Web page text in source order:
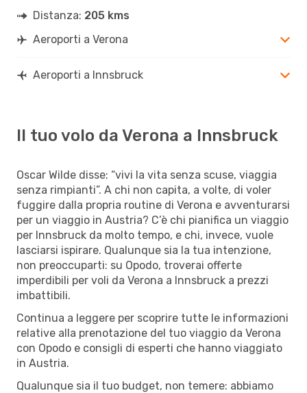
Distanza: 205 kms
Aeroporti a Verona
Aeroporti a Innsbruck
Il tuo volo da Verona a Innsbruck
Oscar Wilde disse: “vivi la vita senza scuse, viaggia
senza rimpianti”. A chi non capita, a volte, di voler
fuggire dalla propria routine di Verona e avventurarsi
per un viaggio in Austria? C’è chi pianifica un viaggio
per Innsbruck da molto tempo, e chi, invece, vuole
lasciarsi ispirare. Qualunque sia la tua intenzione,
non preoccuparti: su Opodo, troverai offerte
imperdibili per voli da Verona a Innsbruck a prezzi
imbattibili.
Continua a leggere per scoprire tutte le informazioni
relative alla prenotazione del tuo viaggio da Verona
con Opodo e consigli di esperti che hanno viaggiato
in Austria.
Qualunque sia il tuo budget, non temere: abbiamo